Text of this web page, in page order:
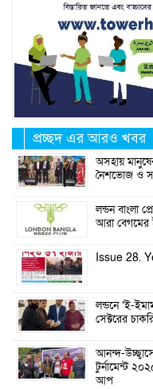
প্রচ্ছদ এর আরও খবর
অসহায়
নৈশভোজ ও
লন্ডন বাংলা
আরা বেগমের
Issue 28.
লন্ডনে ‘ই-
সেক্টরের
আনন্দ-
টুর্নামেন্ট
আপ